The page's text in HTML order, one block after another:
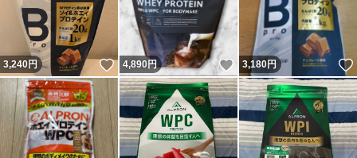
3,240円 いいね！
4,890 円 いいね！
3,180円